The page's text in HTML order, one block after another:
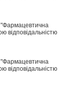
"Фармацевтична
відповідальністю
"Фармацевтична
відповідальністю